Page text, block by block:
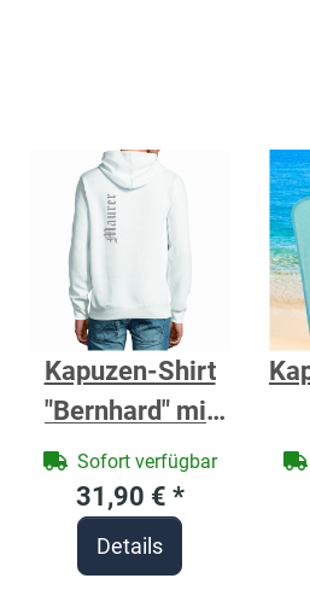
Kapuzen-Shirt
"Bernhard" mit
Zunftzeichen
Maurer - Berufe
Shirt für
Handwerker
Sofort verfügbar
31,90 € *
Details